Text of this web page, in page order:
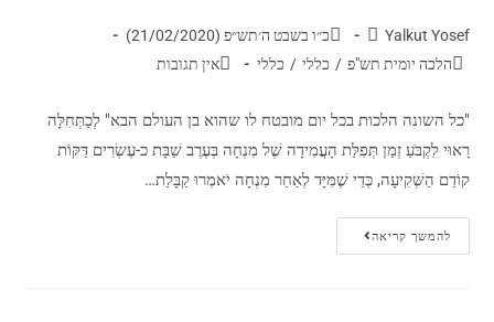
Yalkut Yosef
כ״ו בשבט ה׳תש״פ (21/02/2020)
הלכה יומית תש"פ / כללי / כללי אין תגובות
"כל השונה הלכות בכל יום מובטח לו שהוא בן העולם הבא" לְכַתְּחִלָּה
רָאוּי לִקְבֹּעַ זְמַן תְּפִלַּת הָעֲמִידָה שֶׁל מִנְחָה בְּעֶרֶב שַׁבָּת כ-עֶשְׂרִים דַּקּוֹת
קוֹדֵם הַשְּׁקִיעָה, כְּדֵי שֶׁמִּיָּד לְאַחַר מִנְחָה יֹאמְרוּ קַבָּלַת…
להמשך קריאה